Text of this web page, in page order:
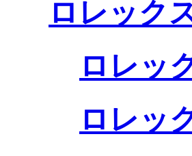
ロレック
ロレッ
ロレッ